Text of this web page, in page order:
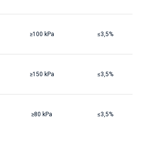
≥100 kPa ≤3,5%
≥150 kPa ≤3,5%
≥80 kPa ≤3,5%